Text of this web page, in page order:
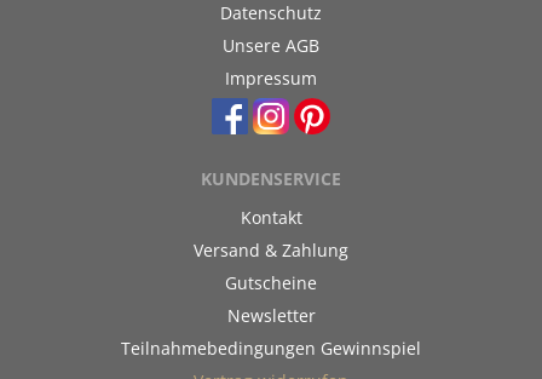
Datenschutz
Unsere AGB
Impressum
KUNDENSERVICE
Kontakt
Versand & Zahlung
Gutscheine
Newsletter
Teilnahmebedingungen Gewinnspiel